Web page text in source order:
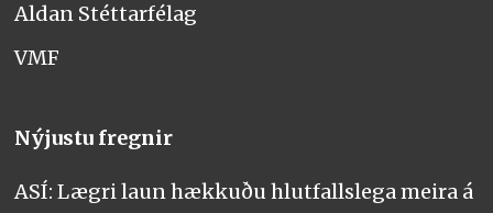
Aldan Stéttarfélag
VMF
Nýjustu fregnir
ASÍ: Lægri laun hækkuðu hlutfallslega meira á